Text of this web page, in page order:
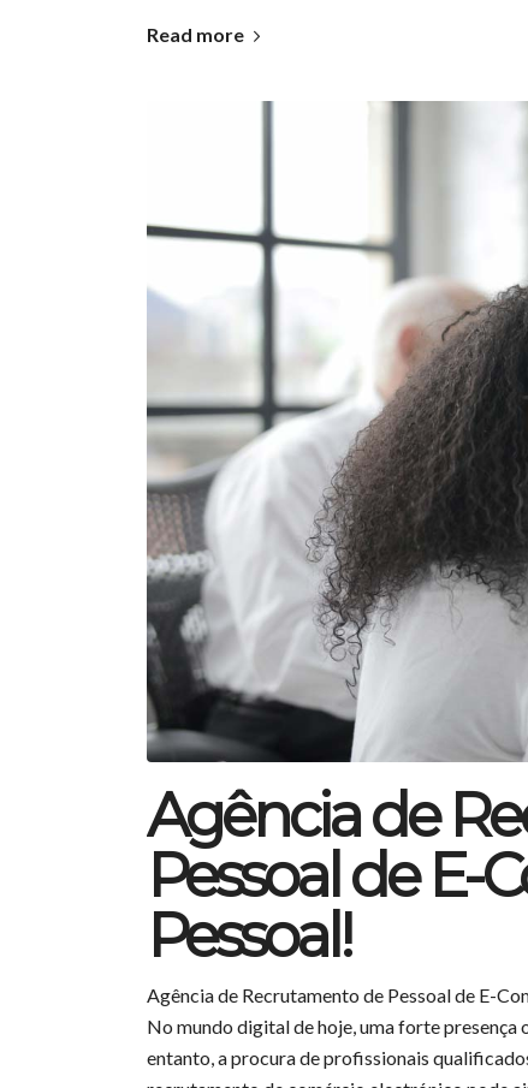
Read more
Agência de
Pessoal de E-
Pessoal!
Agência de Recrutamento de Pessoal de E-
No mundo digital de hoje, uma forte presença
entanto, a procura de profissionais